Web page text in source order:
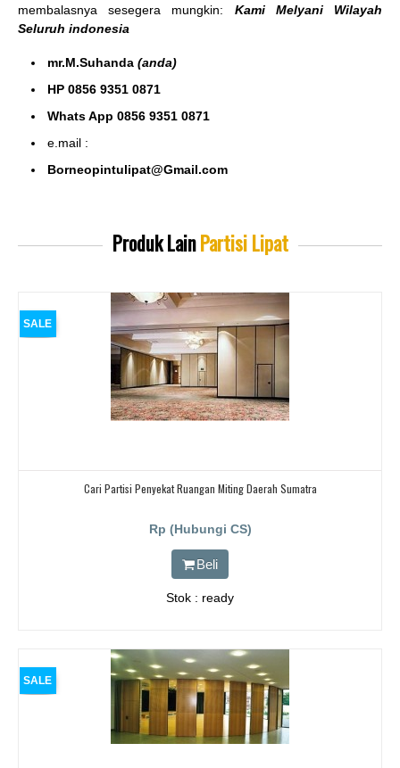
membalasnya sesegera mungkin: Kami Melyani Wilayah
Seluruh indonesia
mr.M.Suhanda (anda)
HP 0856 9351 0871
Whats App 0856 9351 0871
e.mail :
Borneopintulipat@Gmail.com
Produk LainPartisi Lipat
SALE
Cari Partisi Penyekat Ruangan Miting Daerah Sumatra
Rp (Hubungi CS)
Beli
Stok : ready
SALE